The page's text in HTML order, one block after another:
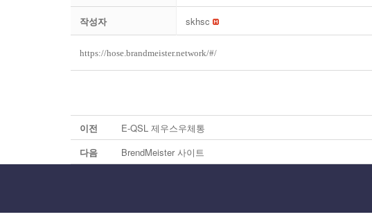
작성자 skhsc
https://hose.brandmeister.network/#/
이전 E-QSL 제우스우체통
다음
BrendMeister 사이트